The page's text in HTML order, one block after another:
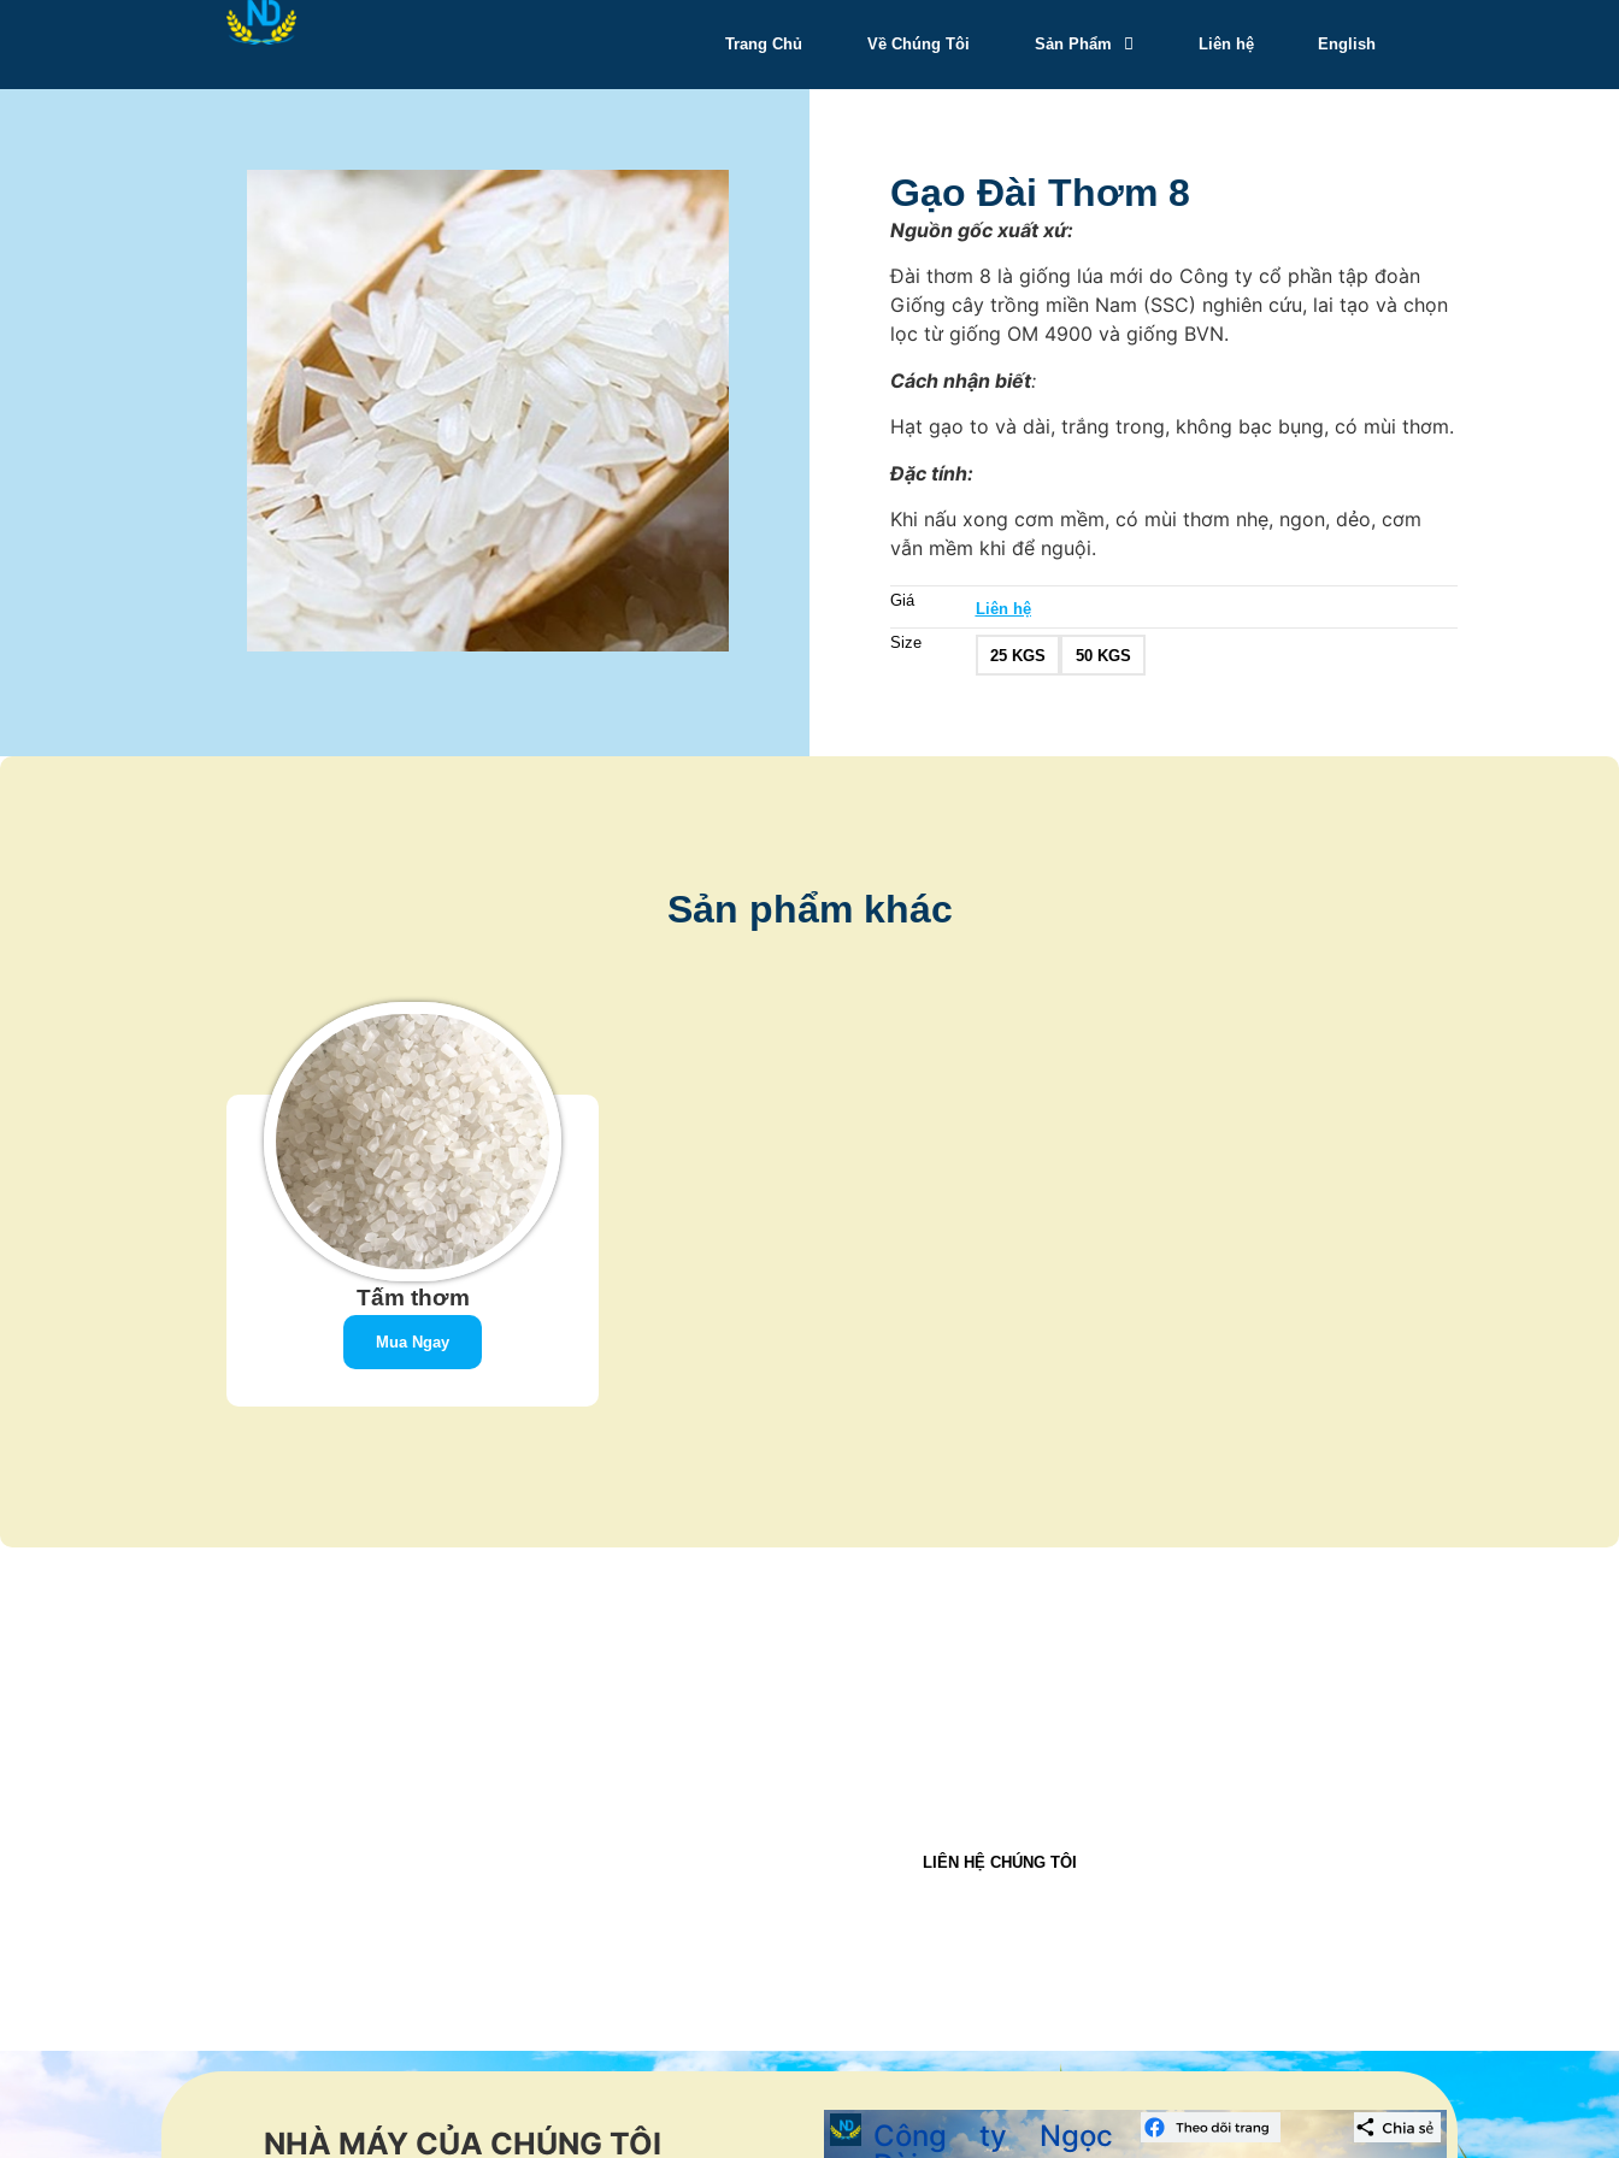
Trang Chủ Về Chúng Tôi Sản Phẩm Liên hệ English
Gạo Đài Thơm 8
Nguồn gốc xuất xứ:
Đài thơm 8 là giống lúa mới do Công ty cổ phần tập đoàn
Giống cây trồng miền Nam (SSC) nghiên cứu, lai tạo và chọn
lọc từ giống OM 4900 và giống BVN.
Cách nhận biết:
Hạt gạo to và dài, trắng trong, không bạc bụng, có mùi thơm.
Đặc tính:
Khi nấu xong cơm mềm, có mùi thơm nhẹ, ngon, dẻo, cơm
vẫn mềm khi để nguội.
Giá
Liên hệ
Size
25 KGS 50 KGS
Sản phẩm khác
Tấm thơm
Mua Ngay
LIÊN HỆ CHÚNG TÔI
NHÀ MÁY CỦA CHÚNG TÔI
Công ty Ngọc